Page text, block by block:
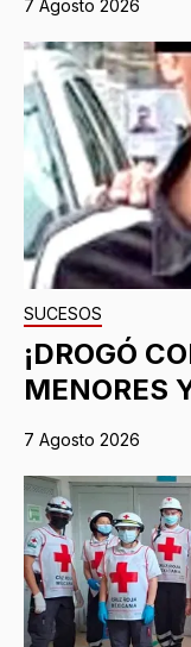
7 Agosto 2026
SUCESOS
¡DROGÓ
MENORES
7 Agosto 2026